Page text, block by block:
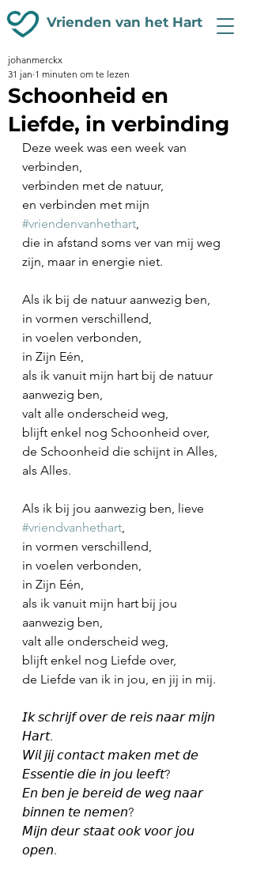
Vrienden van het Hart
Schoonheid en
Liefde, in verbinding
johanmerckx
31 jan 1 minuten om te lezen
Deze week was een week van
verbinden,
verbinden met de natuur,
en verbinden met mijn
#vriendenvanhethart,
die in afstand soms ver van mij weg
zijn, maar in energie niet.
Als ik bij de natuur aanwezig ben,
in vormen verschillend,
in voelen verbonden,
in Zijn Eén,
als ik vanuit mijn hart bij de natuur
aanwezig ben,
valt alle onderscheid weg,
blijft enkel nog Schoonheid over,
de Schoonheid die schijnt in Alles,
als Alles.
Als ik bij jou aanwezig ben, lieve
#vriendvanhethart,
in vormen verschillend,
in voelen verbonden,
in Zijn Eén,
als ik vanuit mijn hart bij jou
aanwezig ben,
valt alle onderscheid weg,
blijft enkel nog Liefde over,
de Liefde van ik in jou, en jij in mij.
𝘐𝘬 𝘴𝘤𝘩𝘳𝘪𝘫𝘧 𝘰𝘷𝘦𝘳 𝘥𝘦 𝘳𝘦𝘪𝘴 𝘯𝘢𝘢𝘳 𝘮𝘪𝘫𝘯
𝘏𝘢𝘳𝘵.
𝘞𝘪𝘭 𝘫𝘪𝘫 𝘤𝘰𝘯𝘵𝘢𝘤𝘵 𝘮𝘢𝘬𝘦𝘯 𝘮𝘦𝘵 𝘥𝘦
𝘌𝘴𝘴𝘦𝘯𝘵𝘪𝘦 𝘥𝘪𝘦 𝘪𝘯 𝘫𝘰𝘶 𝘭𝘦𝘦𝘧𝘵?
𝘌𝘯 𝘣𝘦𝘯 𝘫𝘦 𝘣𝘦𝘳𝘦𝘪𝘥 𝘥𝘦 𝘸𝘦𝘨 𝘯𝘢𝘢𝘳
𝘣𝘪𝘯𝘯𝘦𝘯 𝘵𝘦 𝘯𝘦𝘮𝘦𝘯?
𝘔𝘪𝘫𝘯 𝘥𝘦𝘶𝘳 𝘴𝘵𝘢𝘢𝘵 𝘰𝘰𝘬 𝘷𝘰𝘰𝘳 𝘫𝘰𝘶
𝘰𝘱𝘦𝘯.